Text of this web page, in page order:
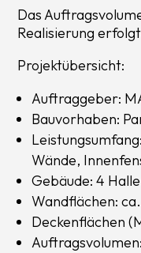
Das
Realisierung
Projektübersicht:
Auftraggeber:
Bauvorhaben:
Wände,
Gebäude: 4
Wandflächen:
Deckenflächen